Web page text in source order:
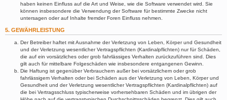
haben keinen Einfluss auf die Art und Weise, wie die Software verwendet wird. Sie
können insbesondere die Verwendung der Software für bestimmte Zwecke nicht
untersagen oder auf Inhalte fremder Foren Einfluss nehmen.
5. GEWÄHRLEISTUNG
Der Betreiber haftet mit Ausnahme der Verletzung von Leben, Körper und Gesundheit
und der Verletzung wesentlicher Vertragspflichten (Kardinalpflichten) nur für Schäden,
die auf ein vorsätzliches oder grob fahrlässiges Verhalten zurückzuführen sind. Dies
gilt auch für mittelbare Folgeschäden wie insbesondere entgangenen Gewinn.
Die Haftung ist gegenüber Verbrauchern außer bei vorsätzlichem oder grob
fahrlässigem Verhalten oder bei Schäden aus der Verletzung von Leben, Körper und
Gesundheit und der Verletzung wesentlicher Vertragspflichten (Kardinalpflichten) auf
die bei Vertragsschluss typischerweise vorhersehbaren Schäden und im übrigen der